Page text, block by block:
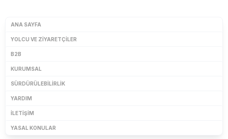
ANA SAYFA
YOLCU VE ZIYARETÇILER
B2B
KURUMSAL
SÜRDÜRÜLEBILIRLIK
YARDIM
İLETIŞIM
YASAL KONULAR